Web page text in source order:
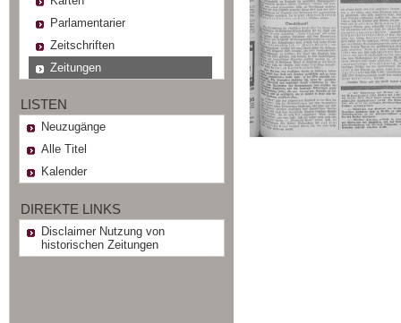
Parlamentarier
Zeitschriften
Zeitungen
LISTEN
Neuzugänge
Alle Titel
Kalender
DIREKTE LINKS
Disclaimer Nutzung von
historischen Zeitungen